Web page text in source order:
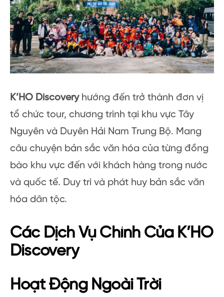
K’HO Discoveryhướng đến trở thành đơn vị
tổ chức tour, chương trình tại khu vực Tây
Nguyên và Duyên Hải Nam Trung Bộ. Mang
câu chuyện bản sắc văn hóa của từng đồng
bào khu vực đến với khách hàng trong nước
và quốc tế. Duy trì và phát huy bản sắc văn
hóa dân tộc.
Các Dịch Vụ Chính Của K’HO
Discovery
Hoạt Động Ngoài Trời